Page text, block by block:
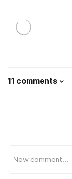
11 comments